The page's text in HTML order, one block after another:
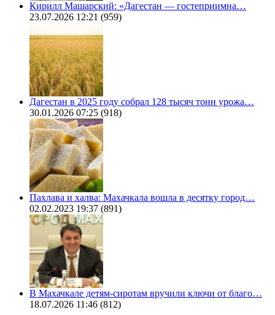
Кирилл Машарский: «Дагестан — гостеприимна…
23.07.2026 12:21 (959)
Дагестан в 2025 году собрал 128 тысяч тонн урожа…
30.01.2026 07:25 (918)
Пахлава и халва: Махачкала вошла в десятку город…
02.02.2023 19:37 (891)
В Махачкале детям-сиротам вручили ключи от благо…
18.07.2026 11:46 (812)